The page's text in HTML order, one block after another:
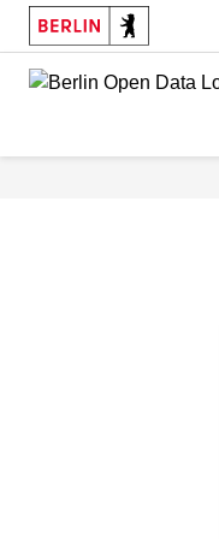
Skip
main